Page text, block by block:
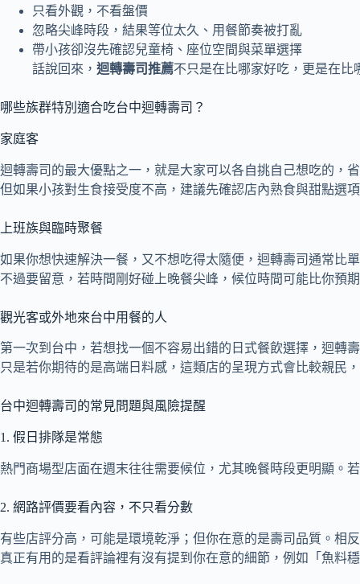
只看外觀，不看盤價
忽略尖峰時段，結果等位太久、用餐節奏被打亂
帶小孩卻沒先確認兒童椅、座位空間與菜單選擇
話說回來， 迴轉壽司推薦不只是在比哪家好吃，更是在
哪些族群特別適合吃台中迴轉壽司？
家庭客
迴轉壽司的最大優點之一，就是大家可以各自挑自己想吃的，
但如果小孩對生食接受度不高，建議先確認店內熟食與甜點選
上班族與臨時聚餐
如果你想快速解決一餐，又不想吃得太隨便，迴轉壽司通常比
不過要留意，若時間剛好碰上晚餐尖峰，候位時間可能比你預
觀光客或外地來台中用餐的人
第一次到台中，若想找一個不容易出錯的日式餐飲選擇，迴轉
只是若你期待的是高端日料感，這類店的呈現方式會比較親民
台中迴轉壽司的常見問題與風險提醒
1. 假日排隊是常態
熱門商場型店面在週末往往需要候位，尤其晚餐時段更明顯。
2. 網路評價要看內容，不只看分數
有些店評分高，可能是環境乾淨；但你在意的是壽司品質。相
真正有用的是看評論裡有沒有提到你在意的細節，例如「魚料